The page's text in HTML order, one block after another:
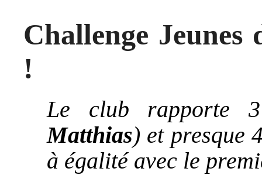
Challenge
!
Le club rapporte
Matthias) et presque
à égalité avec le